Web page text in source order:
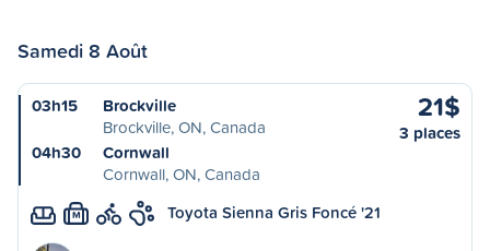
Samedi 8 Août
03h15
Brockville
Brockville, ON, Canada
04h30
Cornwall
Cornwall, ON, Canada
21$
3 places
M Toyota Sienna Gris Foncé '21